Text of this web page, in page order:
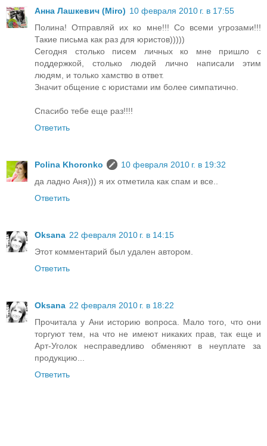
Анна Лашкевич (Miro) 10 февраля 2010 г. в 17:55
Полина! Отправляй их ко мне!!! Со всеми угрозами!!!
Такие письма как раз для юристов)))))
Сегодня столько писем личных ко мне пришло с
поддержкой, столько людей лично написали этим
людям, и только хамство в ответ.
Значит общение с юристами им более симпатично.
Спасибо тебе еще раз!!!!
Ответить
Polina Khoronko
10 февраля 2010 г. в 19:32
да ладно Аня))) я их отметила как спам и все..
Ответить
Oksana 22 февраля 2010 г. в 14:15
Этот комментарий был удален автором.
Ответить
Oksana 22 февраля 2010 г. в 18:22
Прочитала у Ани историю вопроса. Мало того, что они
торгуют тем, на что не имеют никаких прав, так еще и
Арт-Уголок несправедливо обменяют в неуплате за
продукцию...
Ответить